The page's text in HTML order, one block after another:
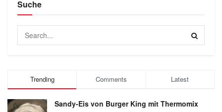
Suche
Trending Comments Latest
Sandy-Eis von Burger King mit Thermomix